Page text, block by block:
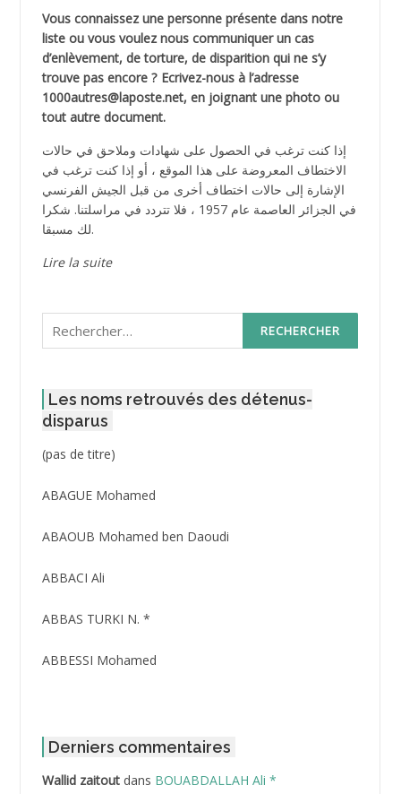
Vous connaissez une personne présente dans notre
liste ou vous voulez nous communiquer un cas
d’enlèvement, de torture, de disparition qui ne s’y
trouve pas encore ? Ecrivez-nous à l’adresse
1000autres@laposte.net, en joignant une photo ou
tout autre document.
إذا كنت ترغب في الحصول على شهادات وملاحق في حالات
الاختطاف المعروضة على هذا الموقع ، أو إذا كنت ترغب في
الإشارة إلى حالات اختطاف أخرى من قبل الجيش الفرنسي
في الجزائر العاصمة عام 1957 ، فلا تتردد في مراسلتنا. شكرا
لك مسبقا.
Lire la suite
Rechercher :
Les noms retrouvés des détenus-
disparus
(pas de titre)Post
3416
ABAGUE Mohamed
ABAOUB Mohamed ben Daoudi
ABBACI Ali
ABBAS TURKI N. *
ABBESSI Mohamed
ABDAT Amar
ABDEDDAIM Hamid
Derniers commentaires
Wallid zaitoutdans BOUABDALLAH Ali *